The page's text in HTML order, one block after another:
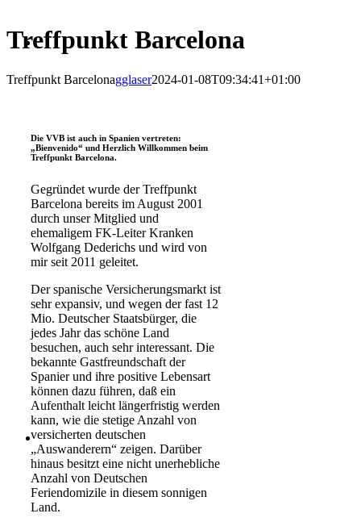
Treffpunkt Barcelona
Treffpunkt Barcelonagglaser2024-01-08T09:34:41+01:00
Die VVB ist auch in Spanien vertreten:
„Bienvenido“ und Herzlich Willkommen beim
Treffpunkt Barcelona.
Gegründet wurde der Treffpunkt
Barcelona bereits im August 2001
durch unser Mitglied und
ehemaligem FK-Leiter Kranken
Wolfgang Dederichs und wird von
mir seit 2011 geleitet.
Der spanische Versicherungsmarkt ist
sehr expansiv, und wegen der fast 12
Mio. Deutscher Staatsbürger, die
jedes Jahr das schöne Land
besuchen, auch sehr interessant. Die
bekannte Gastfreundschaft der
Spanier und ihre positive Lebensart
können dazu führen, daß ein
Aufenthalt leicht längerfristig werden
kann, wie die stetige Anzahl von
versicherten deutschen
„Auswanderern“ zeigen. Darüber
hinaus besitzt eine nicht unerhebliche
Anzahl von Deutschen
Feriendomizile in diesem sonnigen
Land.